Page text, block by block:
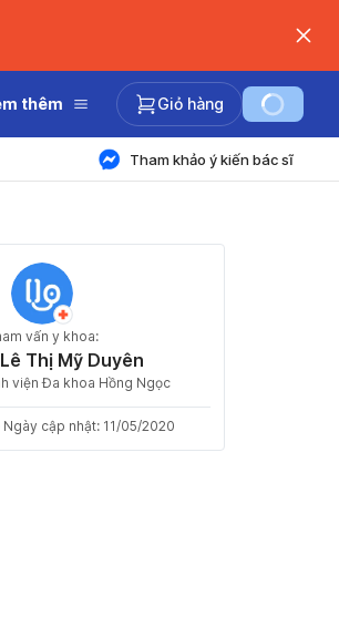
thêm Giỏ hàng
Tham khảo ý kiến bác sĩ
vấn y khoa:
Thị Mỹ Duyên
viện Đa khoa Hồng Ngọc
Ngày cập nhật: 11/05/2020